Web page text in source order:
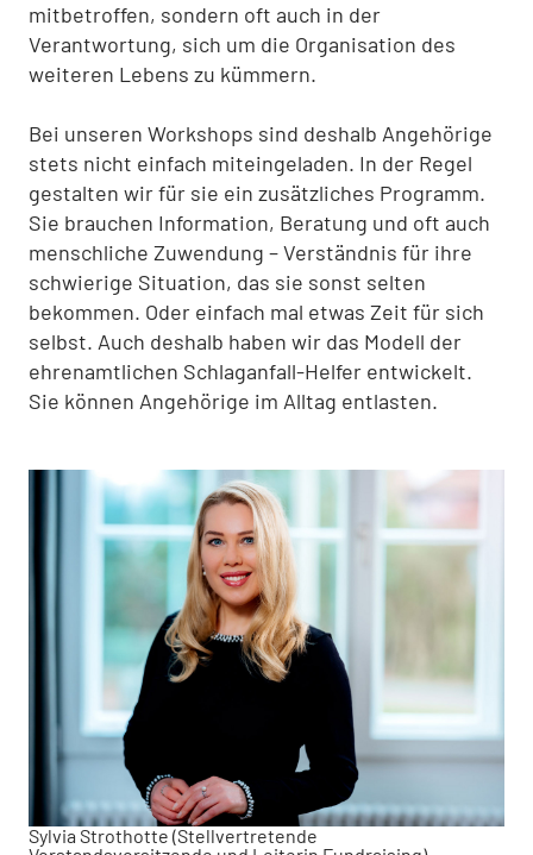
mitbetroffen, sondern oft auch in der
Verantwortung, sich um die Organisation des
weiteren Lebens zu kümmern.
Bei unseren Workshops sind deshalb Angehörige
stets nicht einfach miteingeladen. In der Regel
gestalten wir für sie ein zusätzliches Programm.
Sie brauchen Information, Beratung und oft auch
menschliche Zuwendung – Verständnis für ihre
schwierige Situation, das sie sonst selten
bekommen. Oder einfach mal etwas Zeit für sich
selbst. Auch deshalb haben wir das Modell der
ehrenamtlichen Schlaganfall-Helfer entwickelt.
Sie können Angehörige im Alltag entlasten.
Sylvia Strothotte (Stellvertretende